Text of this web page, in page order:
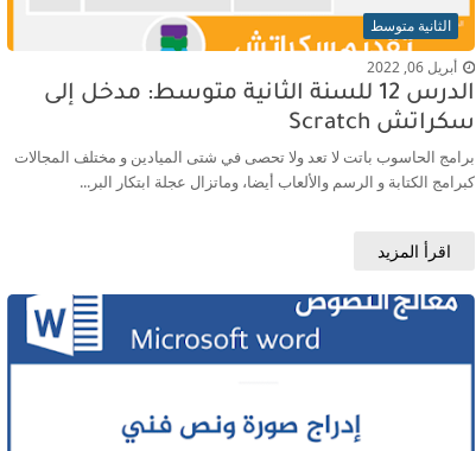
الثانية متوسط
أبريل 06, 2022
الدرس 12 للسنة الثانية متوسط: مدخل إلى
سكراتش Scratch
برامج الحاسوب باتت لا تعد ولا تحصى في شتى الميادين و مختلف المجالات
كبرامج الكتابة و الرسم والألعاب أيضا، وماتزال عجلة ابتكار البر...
اقرأ المزيد